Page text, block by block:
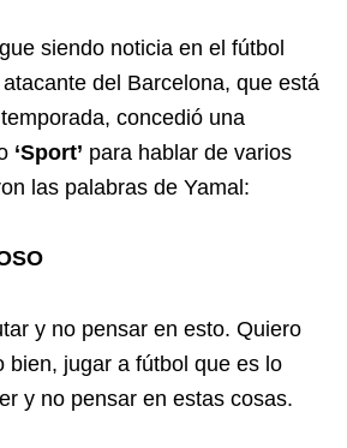
siendo noticia en el fútbol
del Barcelona, que está
concedió una
‘Sport’ para hablar de varios
las palabras de Yamal:
y no pensar en esto. Quiero
bien, jugar a fútbol que es lo
y no pensar en estas cosas.